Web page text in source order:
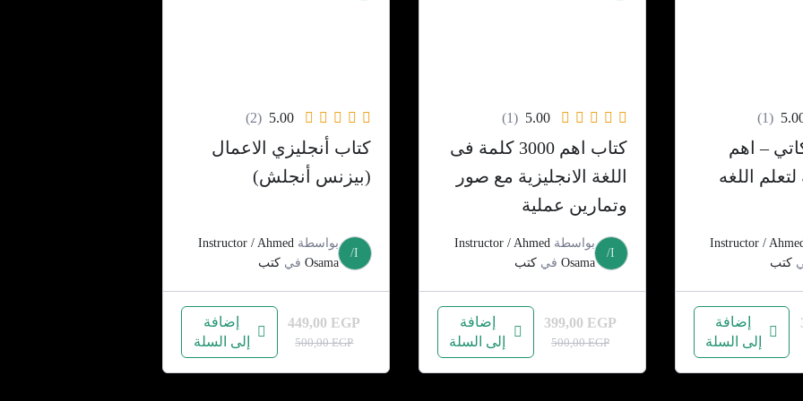
(1)
– اهم
لتعلم اللغه
Instructor /
كتب
إضافة
إلى السلة
5.00
(1)
كتاب اهم 3000 كلمة فى
اللغة الانجليزية مع صور
وتمارين عملية
I/
بواسطة Instructor / Ahmed
Osama فيكتب
500,00EGP السعر
399,00 EGP
السعر
إضافة
إلى السلة
5.00
(2)
كتاب أنجليزي الاعمال
(بيزنس أنجلش)
I/
بواسطة Instructor / Ahmed
Osama فيكتب
500,00EGP السعر
449,00 EGP
السعر
إضافة
إلى السلة